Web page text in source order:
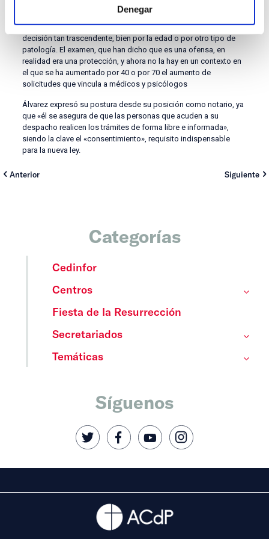
Denegar
Más preocupación, los problemas para las personas y los
perjuicios a largo plazo, por falta de madurez para tomar la
decisión tan trascendente, bien por la edad o por otro tipo de
patología. El examen, que han dicho que es una ofensa, en
realidad era una protección, y ahora no la hay en un contexto en
el que se ha aumentado por 40 o por 70 el aumento de
solicitudes que vincula a médicos y psicólogos
Álvarez expresó su postura desde su posición como notario, ya
que «él se asegura de que las personas que acuden a su
despacho realicen los trámites de forma libre e informada»,
siendo la clave el «consentimiento», requisito indispensable
para la nueva ley.
Anterior Siguiente
Categorías
Cedinfor
Centros
Fiesta de la Resurrección
Secretariados
Temáticas
Síguenos